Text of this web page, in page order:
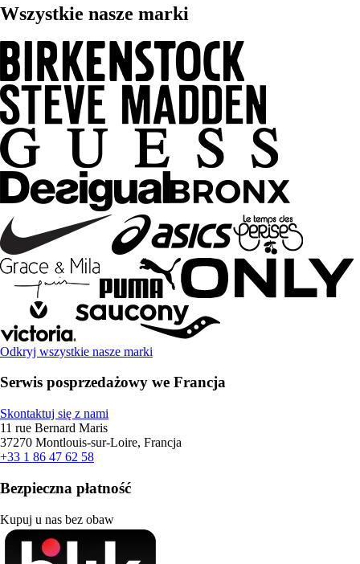
Wszystkie nasze marki
Odkryj wszystkie nasze marki
Serwis posprzedażowy we Francja
Skontaktuj się z nami
11 rue Bernard Maris
37270 Montlouis-sur-Loire, Francja
+33 1 86 47 62 58
Bezpieczna płatność
Kupuj u nas bez obaw